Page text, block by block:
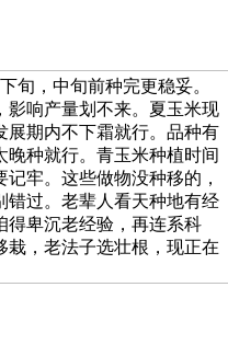
旬，中旬前种完更稳妥。
影响产量划不来。夏玉米现
展期内不下霜就行。品种有
种就行。青玉米种植时间
牢。这些做物没种移的，
错过。老辈人看天种地有经
得卑沉老经验，再连系科
栽，老法子选壮根，现正在